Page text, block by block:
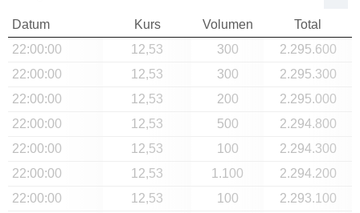
Datum Kurs Volumen
Total
22:00:00
12,53 300
2.295.600
22:00:00
12,53 300
2.295.300
22:00:00
12,53 200
2.295.000
22:00:00
12,53 500
2.294.800
22:00:00
12,53 100
2.294.300
22:00:00
12,53 1.100
2.294.200
22:00:00
12,53 100
2.293.100